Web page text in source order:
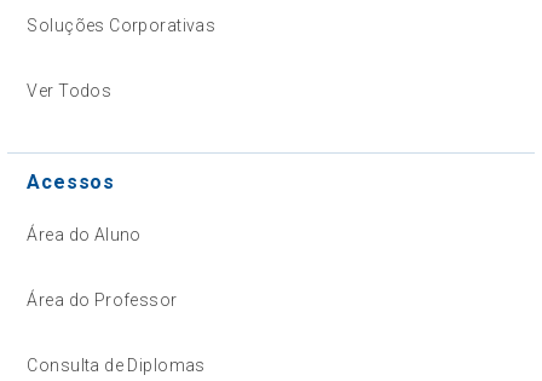
Soluções Corporativas
Ver Todos
Acessos
Área do Aluno
Área do Professor
Consulta de Diplomas